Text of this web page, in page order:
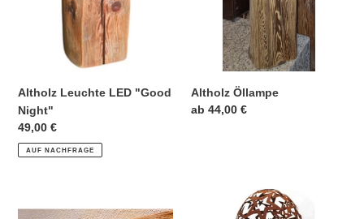
Altholz Leuchte LED "Good
Night"
Normaler
Preis
49,00 €
AUF NACHFRAGE
Altholz Öllampe
Normaler
ab 44,00 €
Schlüsselbrett
Sternenkugel